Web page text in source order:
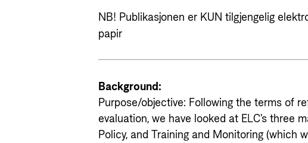
NB! Publikasjonen er KUN tilgjengelig
papir
Background:
Purpose/objective: Following the terms of
evaluation, we have looked at ELC's three
Policy, and Training and Monitoring (which